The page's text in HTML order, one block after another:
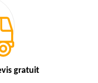
gratuit